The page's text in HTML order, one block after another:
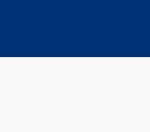
καρτέλα